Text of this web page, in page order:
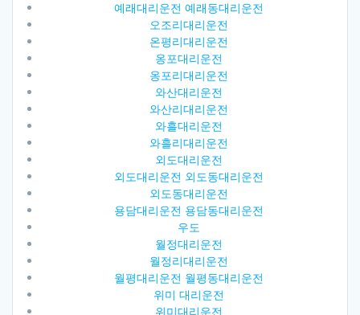
예래대리운전 예래동대리운전
오조리대리운전
온평리대리운전
옹포대리운전
옹포리대리운전
와산대리운전
와산리대리운전
와흘대리운전
와흘리대리운전
외도대리운전
외도대리운전 외도동대리운전
외도동대리운전
용담대리운전 용담동대리운전
우도
월정대리운전
월정리대리운전
월평대리운전 월평동대리운전
위미 대리운전
위미대리운전